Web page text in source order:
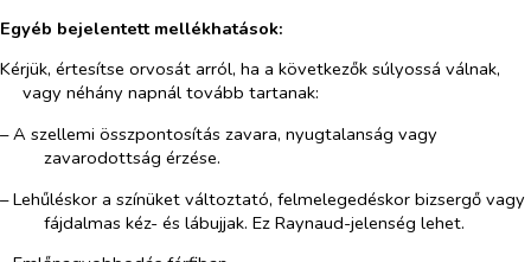
Egyéb bejelentett mellékhatások:
Kérjük, értesítse orvosát arról, ha a következők súlyossá válnak,
vagy néhány napnál tovább tartanak:
– A szellemi összpontosítás zavara, nyugtalanság vagy
zavarodottság érzése.
– Lehűléskor a színüket változtató, felmelegedéskor bizsergő vagy
fájdalmas kéz- és lábujjak. Ez Raynaud-jelenség lehet.